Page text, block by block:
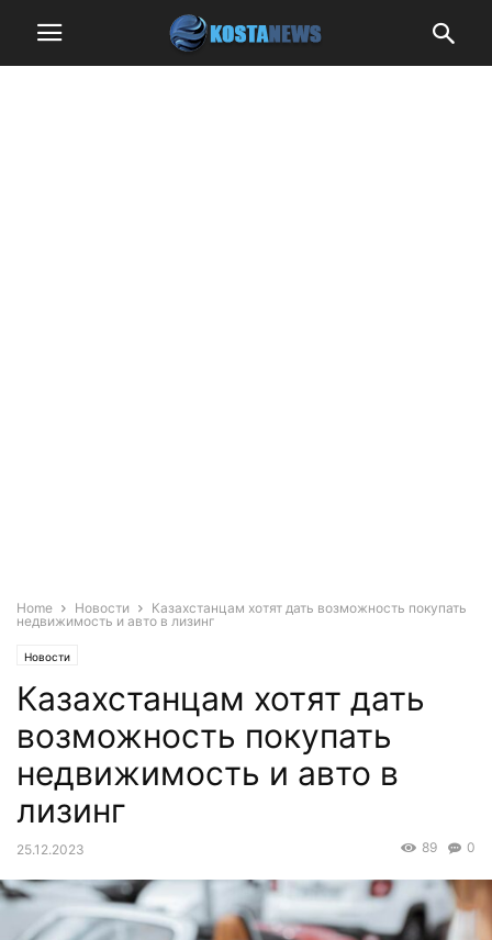
Home Новости
Казахстанцам хотят дать возможность покупать
недвижимость и авто в лизинг
Новости
Казахстанцам хотят дать
возможность покупать
недвижимость и авто в
лизинг
25.12.2023 0
89